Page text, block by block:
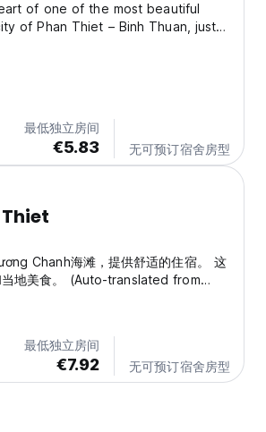
of one of the most beautiful
of Phan Thiet – Binh Thuan, just
it very convenient for guests
最低独立房间
€5.83 无可预订宿舍房型
Chanh海滩，提供舒适的住宿。 这
当地美食。 (Auto-translated from
最低独立房间
€7.92 无可预订宿舍房型